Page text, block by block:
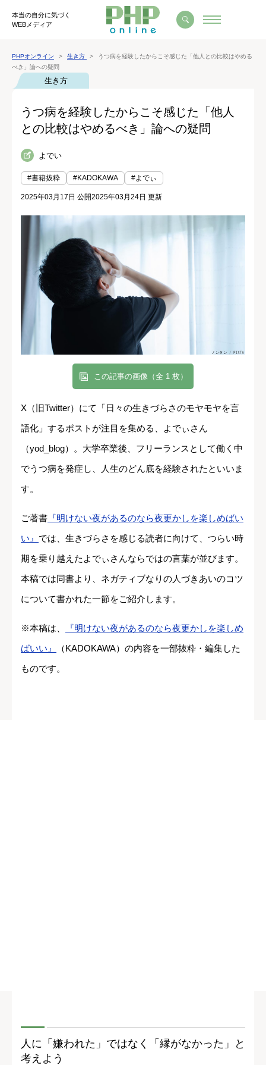
本当の自分に気づく
WEBメディア
PHPオンライン 生き方
うつ病を経験したからこそ感じた「他人との比較はやめる
べき」論への疑問
生き方
うつ病を経験したからこそ感じた「他人
との比較はやめるべき」論への疑問
よでい
#書籍抜粋 #KADOKAWA #よでぃ
2025年03月17日 公開2025年03月24日 更新
この記事の画像（全 1 枚）
X（旧Twitter）にて「日々の生きづらさのモヤモヤを言
語化」するポストが注目を集める、よでぃさん
（yod_blog）。大学卒業後、フリーランスとして働く中
でうつ病を発症し、人生のどん底を経験されたといいま
す。
ご著書 『明けない夜があるのなら夜更かしを楽しめばい
い』 では、生きづらさを感じる読者に向けて、つらい時
期を乗り越えたよでぃさんならではの言葉が並びます。
本稿では同書より、ネガティブなりの人づきあいのコツ
について書かれた一節をご紹介します。
※本稿は、
『明けない夜があるのなら夜更かしを楽しめ
ばいい』
（KADOKAWA）の内容を一部抜粋・編集した
ものです。
人に「嫌われた」ではなく「縁がなかった」と
考えよう